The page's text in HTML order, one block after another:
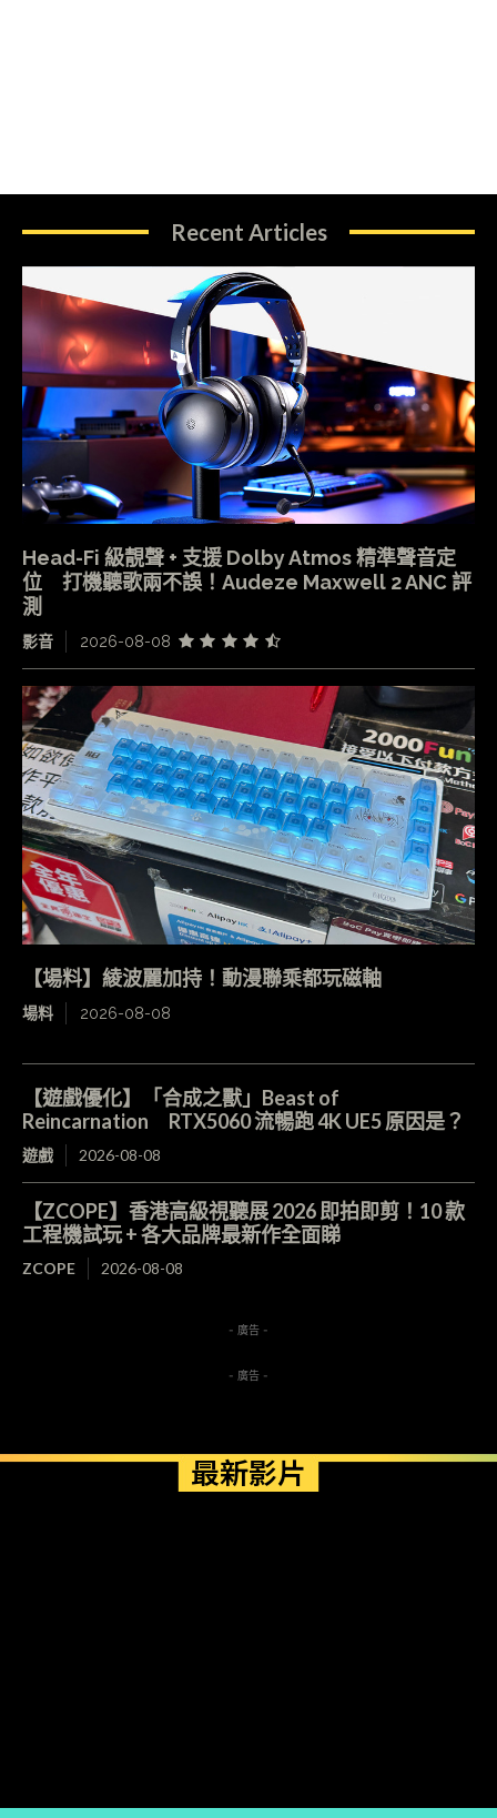
Recent Articles
Head-Fi 級靚聲 + 支援 Dolby Atmos 精準聲音定
位 打機聽歌兩不誤！Audeze Maxwell 2 ANC 評
測
影音 2026-08-08
【場料】綾波麗加持！動漫聯乘都玩磁軸
場料 2026-08-08
【遊戲優化】「合成之獸」Beast of
Reincarnation RTX5060 流暢跑 4K UE5 原因是？
遊戲 2026-08-08
【ZCOPE】香港高級視聽展 2026 即拍即剪！10 款
工程機試玩 + 各大品牌最新作全面睇
ZCOPE 2026-08-08
- 廣告 -
- 廣告 -
最新影片